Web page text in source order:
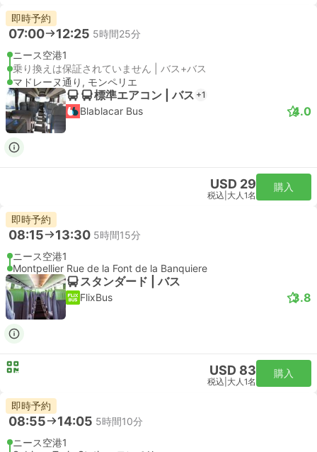
即時予約
07:00 12:25 5時間25分
ニース空港1
乗り換えは保証されていません | バス+バス
マドレーヌ通り, モンペリエ
標準エアコン | バス +1
Blablacar Bus 4.0
USD 29
税込 大人1名
購入
即時予約
08:15 13:30 5時間15分
ニース空港1
Montpellier Rue de la Font de la Banquiere
スタンダード | バス
FlixBus 3.8
USD 83
税込 大人1名
購入
即時予約
08:55 14:05 5時間10分
ニース空港1